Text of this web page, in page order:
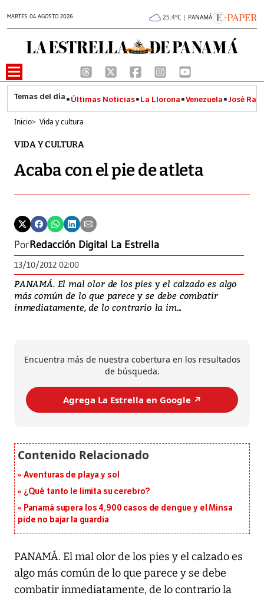
MARTES 04 AGOSTO 2026 25.4°C | PANAMÁ
Últimas Noticias La Llorona Venezuela José
Inicio> Vida y cultura
VIDA Y CULTURA
Acaba con el pie de atleta
PorRedacción Digital La Estrella
13/10/2012 02:00
PANAMÁ. El mal olor de los pies y el calzado es algo
más común de lo que parece y se debe combatir
inmediatamente, de lo contrario la im...
Encuentra más de nuestra cobertura en los resultados
de búsqueda.
Agrega La Estrella en Google ↗️
Aventuras de playa y sol
¿Qué tanto le limita su cerebro?
Panamá supera los 4,900 casos de dengue y el Minsa
pide no bajar la guardia
PANAMÁ. El mal olor de los pies y el calzado es
algo más común de lo que parece y se debe
combatir inmediatamente, de lo contrario la